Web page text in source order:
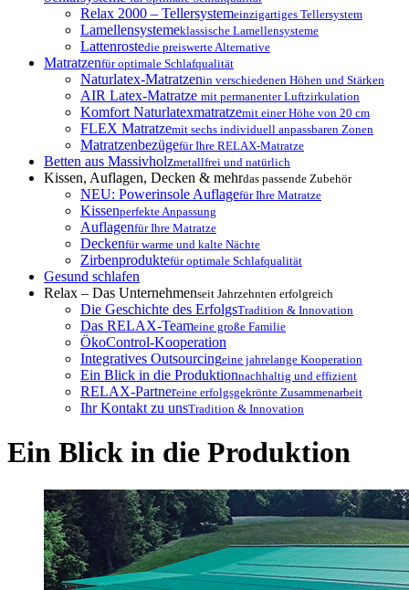
Relax 2000 – Tellersystemeinzigartiges Tellersystem
Lamellensystemeklassische Lamellensysteme
Lattenrostedie preiswerte Alternative
Matratzenfür optimale Schlafqualität
Naturlatex-Matratzenin verschiedenen Höhen und Stärken
AIR Latex-Matratze mit permanenter Luftzirkulation
Komfort Naturlatexmatratzemit einer Höhe von 20 cm
FLEX Matratzemit sechs individuell anpassbaren Zonen
Matratzenbezügefür Ihre RELAX-Matratze
Betten aus Massivholzmetallfrei und natürlich
Kissen, Auflagen, Decken & mehrdas passende Zubehör
NEU: Powerinsole Auflagefür Ihre Matratze
Kissenperfekte Anpassung
Auflagenfür Ihre Matratze
Deckenfür warme und kalte Nächte
Zirbenproduktefür optimale Schlafqualität
Gesund schlafen
Relax – Das Unternehmenseit Jahrzehnten erfolgreich
Die Geschichte des ErfolgsTradition & Innovation
Das RELAX-Teameine große Familie
ÖkoControl-Kooperation
Integratives Outsourcingeine jahrelange Kooperation
Ein Blick in die Produktionnachhaltig und effizient
RELAX-Partnereine erfolgsgekrönte Zusammenarbeit
Ihr Kontakt zu unsTradition & Innovation
Ein Blick in die Produktion